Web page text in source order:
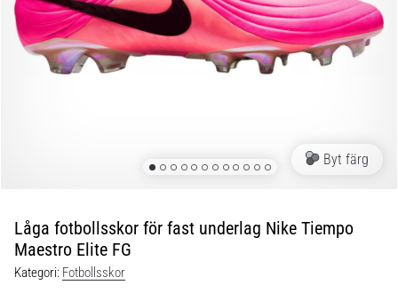
2025
med
officiella
Var
en
del
Byt färg
Låga fotbollsskor för fast underlag Nike Tiempo
Maestro Elite FG
Kategori: Fotbollsskor